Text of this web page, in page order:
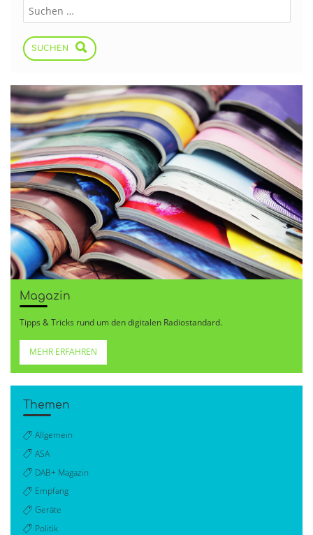
SUCHEN
Magazin
Tipps & Tricks rund um den digitalen Radiostandard.
MEHR ERFAHREN
Themen
Allgemein
ASA
DAB+ Magazin
Empfang
Geräte
Politik